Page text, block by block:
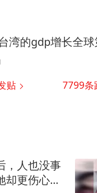
湾的gdp增长全球
贴 7799条
，人也没事
却更伤心